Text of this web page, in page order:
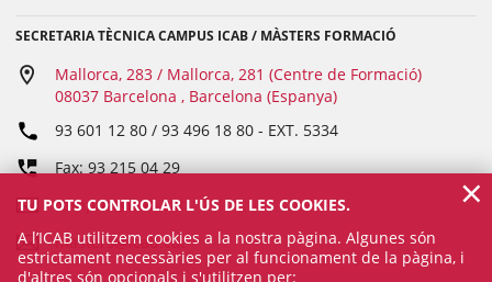
SECRETARIA TÈCNICA CAMPUS ICAB / MÀSTERS FORMACIÓ
Mallorca, 283 / Mallorca, 281 (Centre de Formació)
08037 Barcelona , Barcelona (Espanya)
93 601 12 80 / 93 496 18 80 - EXT. 5334
Fax: 93 215 04 29
campus@icab.cat
masters@icab.cat
TU POTS CONTROLAR L'ÚS DE LES COOKIES.
A l’ICAB utilitzem cookies a la nostra pàgina. Algunes són
estrictament necessàries per al funcionament de la pàgina, i
d'altres són opcionals i s'utilitzen per:
×